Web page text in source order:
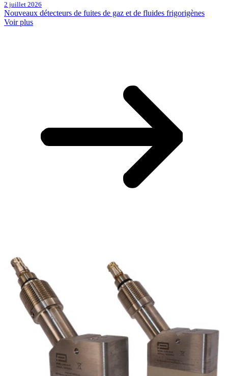
2 juillet 2026
Nouveaux détecteurs de fuites de gaz et de fluides frigorigènes
Voir plus